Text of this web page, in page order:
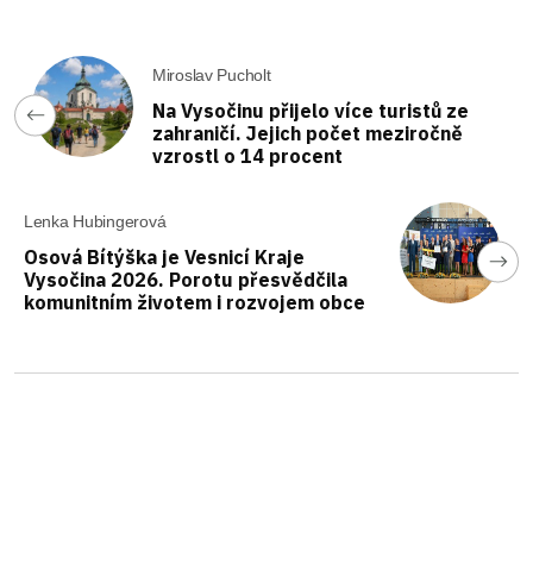
Miroslav Pucholt
Na Vysočinu přijelo více turistů ze
zahraničí. Jejich počet meziročně
vzrostl o 14 procent
Lenka Hubingerová
Osová Bítýška je Vesnicí Kraje
Vysočina 2026. Porotu přesvědčila
komunitním životem i rozvojem obce